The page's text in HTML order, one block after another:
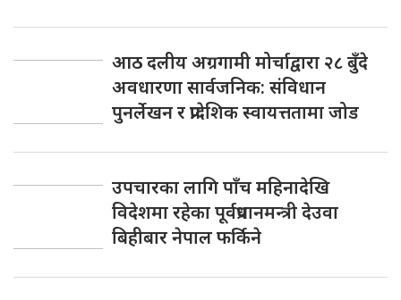
आठ दलीय अग्रगामी मोर्चाद्वारा २८ बुँदे
अवधारणा सार्वजनिक: संविधान
पुनर्लेखन र प्रादेशिक स्वायत्ततामा जोड
उपचारका लागि पाँच महिनादेखि
विदेशमा रहेका पूर्वप्रधानमन्त्री देउवा
बिहीबार नेपाल फर्किने